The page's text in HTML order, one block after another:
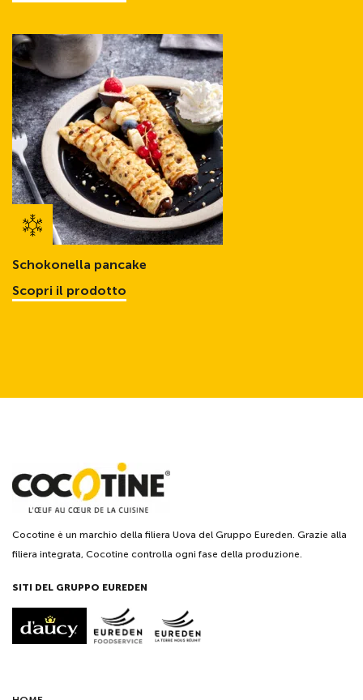
Schokonella pancake
Scopri il prodotto
Cocotine è un marchio della filiera Uova del Gruppo Eureden. Grazie alla
filiera integrata, Cocotine controlla ogni fase della produzione.
SITI DEL GRUPPO EUREDEN